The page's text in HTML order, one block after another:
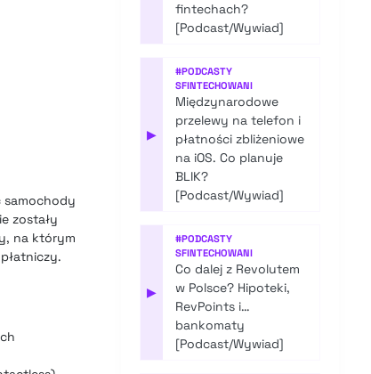
samochody
zostały
na którym
fintechach?
[Podcast/Wywiad]
▶
#PODCASTY
SFINTECHOWANI
Międzynarodowe
przelewy na telefon i
płatności zbliżeniowe
na iOS. Co planuje
BLIK?
[Podcast/Wywiad]
▶
#PODCASTY
SFINTECHOWANI
Co dalej z Revolutem
w Polsce? Hipoteki,
RevPoints i…
bankomaty
[Podcast/Wywiad]